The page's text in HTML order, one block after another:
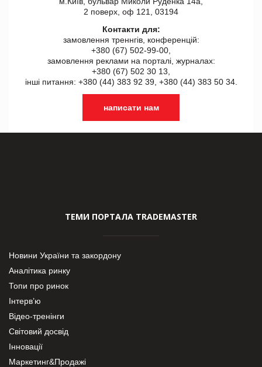
2 поверх, оф 121, 03194
Контакти для:
замовлення треннгів, конференцій:
+380 (67) 502-99-00,
замовлення реклами на порталі, журналах:
+380 (67) 502 30 13,
інші питання: +380 (44) 383 92 39, +380 (44) 383 50 34.
написати нам
ТЕМИ ПОРТАЛА TRADEMASTER
Новини України та закордону
Аналітика ринку
Топи про ринок
Інтерв’ю
Відео-тренінги
Світовий досвід
Інновації
Маркетинг&Продажі